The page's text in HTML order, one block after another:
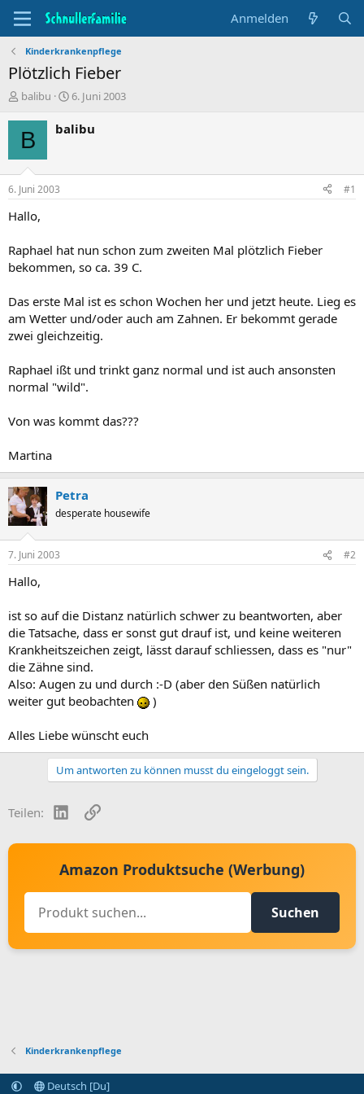
Anmelden
Kinderkrankenpflege
Plötzlich Fieber
T
e
m
n
t
a
e
r
balibu
B
g
a
6. Juni 2003
B balibu
6. Juni 2003 #1
Hallo,
Raphael hat nun schon zum zweiten Mal plötzlich Fieber
bekommen, so ca. 39 C.
Das erste Mal ist es schon Wochen her und jetzt heute. Lieg es
am Wetter und/oder auch am Zahnen. Er bekommt gerade
zwei gleichzeitig.
Raphael ißt und trinkt ganz normal und ist auch ansonsten
normal "wild".
Von was kommt das???
Martina
Petra
desperate housewife
7. Juni 2003 #2
Hallo,
ist so auf die Distanz natürlich schwer zu beantworten, aber
die Tatsache, dass er sonst gut drauf ist, und keine weiteren
Krankheitszeichen zeigt, lässt darauf schliessen, dass es "nur"
die Zähne sind.
Also: Augen zu und durch :-D (aber den Süßen natürlich
weiter gut beobachten
)
Alles Liebe wünscht euch
Um antworten zu können musst du eingeloggt sein.
Teilen: LinkedInLink
Amazon Produktsuche (Werbung)
Suchen
Kinderkrankenpflege
Deutsch [Du]